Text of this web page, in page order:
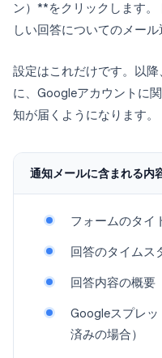
ン）**をクリックします
しい回答についてのメー
設定はこれだけです。以
に、Googleアカウントに
知が届くようになります。
通知メールに含まれる内
フォームのタイ
回答のタイムス
回答内容の概要
Googleスプレ
済みの場合）